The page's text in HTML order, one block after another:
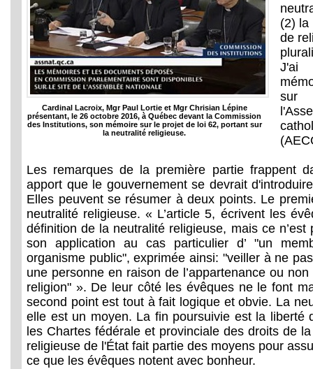
Cardinal Lacroix, Mgr Paul Lortie et Mgr Chrisian Lépine
présentant, le 26 octobre 2016, à Québec devant la Commission
des Institutions, son mémoire sur le projet de loi 62, portant sur
la neutralité religieuse.
(2) la
de
J'ai
sur
Les remarques de la première partie frappent
apport que le gouvernement se devrait
Elles peuvent se résumer à deux points. Le
neutralité religieuse. « L’article 5, écrivent les
définition de la neutralité religieuse, mais ce n’est
son application au cas particulier d’ "un
organisme public", exprimée ainsi: "veiller à ne
une personne en raison de l’appartenance ou
religion" ». De leur côté les évêques ne le font
second point est tout à fait logique et obvie. La
elle est un moyen. La fin poursuivie est la liberté
les Chartes fédérale et provinciale des droits de
religieuse de l'État fait partie des moyens pour
ce que les évêques notent avec bonheur.